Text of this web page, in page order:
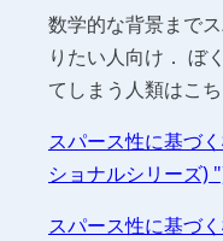
数学的な背景まで
りたい人向け． ぼ
てしまう人類はこち
スパース性に基づ
ショナルシリーズ)
スパース性に基づ